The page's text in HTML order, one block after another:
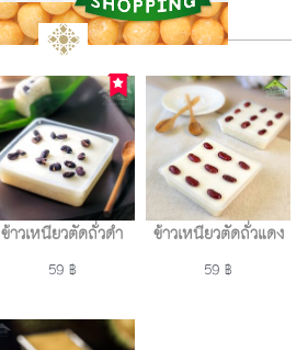
ข้าวเหนียวตัดถั่วดำ
59 ฿
ข้าวเหนียวตัดถั่วแดง
59 ฿